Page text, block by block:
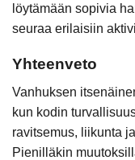
löytämään sopivia
seuraa erilaisiin
Yhteenveto
Vanhuksen
kun kodin
ravitsemus, liikunta
Pienilläkin